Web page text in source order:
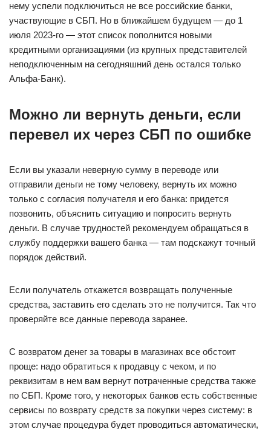
нему успели подключиться не все российские банки,
участвующие в СБП. Но в ближайшем будущем — до 1
июля 2023-го — этот список пополнится новыми
кредитными организациями (из крупных представителей
неподключенным на сегодняшний день остался только
Альфа-Банк).
Можно ли вернуть деньги, если
перевел их через СБП по ошибке
Если вы указали неверную сумму в переводе или
отправили деньги не тому человеку, вернуть их можно
только с согласия получателя и его банка: придется
позвонить, объяснить ситуацию и попросить вернуть
деньги. В случае трудностей рекомендуем обращаться в
службу поддержки вашего банка — там подскажут точный
порядок действий.
Если получатель откажется возвращать полученные
средства, заставить его сделать это не получится. Так что
проверяйте все данные перевода заранее.
С возвратом денег за товары в магазинах все обстоит
проще: надо обратиться к продавцу с чеком, и по
реквизитам в нем вам вернут потраченные средства также
по СБП. Кроме того, у некоторых банков есть собственные
сервисы по возврату средств за покупки через систему: в
этом случае процедура будет проводиться автоматически,